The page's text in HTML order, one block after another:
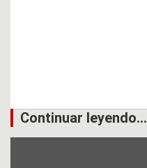
Continuar leyendo...